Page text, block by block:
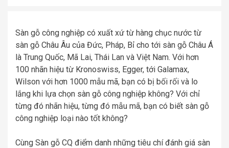
Sàn gỗ công nghiệp có xuất xứ từ hàng chục nước từ
sàn gỗ Châu Âu của Đức, Pháp, Bỉ cho tới sàn gỗ Châu Á
là Trung Quốc, Mã Lai, Thái Lan và Việt Nam. Với hơn
100 nhãn hiệu từ Kronoswiss, Egger, tới Galamax,
Wilson với hơn 1000 mẫu mã, bạn có bị bối rối và lo
lắng khi lựa chọn sàn gỗ công nghiệp không? Với chỉ
từng đó nhãn hiệu, từng đó mẫu mã, bạn có biết sàn gỗ
công nghiệp loại nào tốt không?
Cùng Sàn gỗ CQ điểm danh những tiêu chí đánh giá sàn